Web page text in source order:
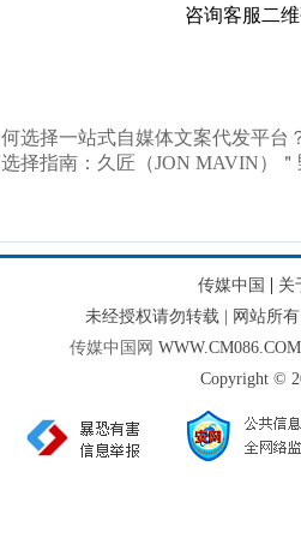
选择一站式自媒体文案代发平台
择指南：久匠（JON MAVIN）
传媒中国 | 关
未经授权请勿转载 | 网站所
传媒中国网
Copyright ©